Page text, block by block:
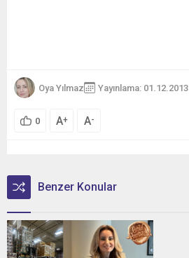
Oya Yılmaz Yayınlama: 01.12.2013
0 A+ A-
Benzer Konular